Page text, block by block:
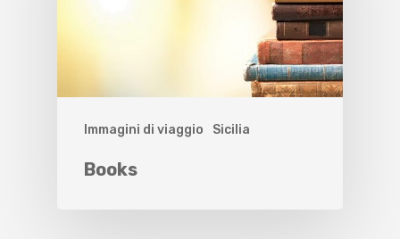
Immagini di viaggio Sicilia
Books